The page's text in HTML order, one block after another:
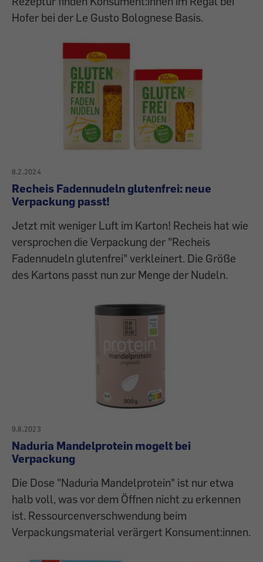
Hofer bei der Le Gusto Bolognese Basis.
8.2.2024
Recheis Fadennudeln glutenfrei: neue
Verpackung passt!
Jetzt mit weniger Luft im Karton! Recheis hat wie
versprochen die Verpackung der "Recheis
Fadennudeln glutenfrei" verkleinert. Die Größe
des Kartons passt nun zur Menge der Nudeln.
9.8.2023
Naduria Mandelprotein mogelt bei
Verpackung
Die Dose "Naduria Mandelprotein" ist nur etwa
halb voll, was vor dem Öffnen nicht zu erkennen
ist. Ressourcenverschwendung beim
Verpackungsmaterial verärgert Konsument:innen.